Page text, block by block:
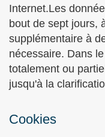
Internet.Les
bout de sept jours,
supplémentaire à
nécessaire. Dans
totalement ou
jusqu'à la
Cookies